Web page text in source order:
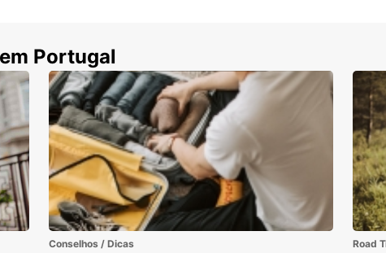
Portugal
Conselhos / Dicas Road